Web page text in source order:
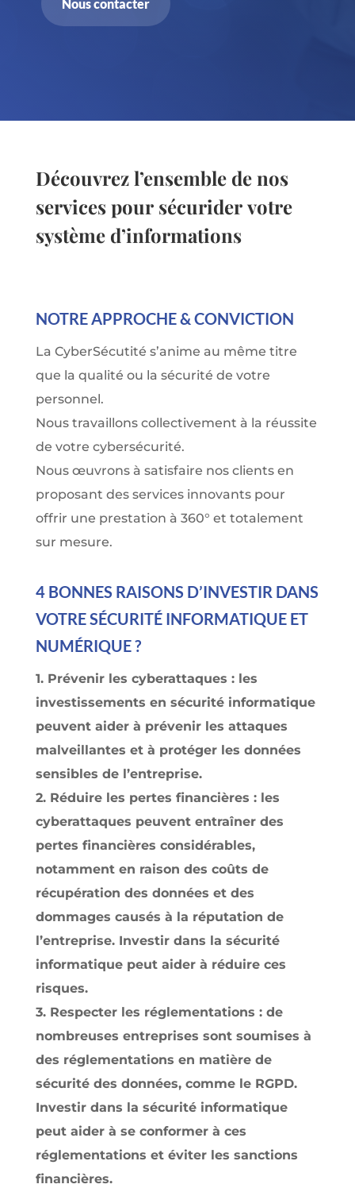
Nous contacter
Découvrez l’ensemble de nos
services pour sécurider votre
système d’informations
NOTRE APPROCHE & CONVICTION
La CyberSécutité s’anime au même titre
que la qualité ou la sécurité de votre
personnel.
Nous travaillons collectivement à la réussite
de votre cybersécurité.
Nous œuvrons à satisfaire nos clients en
proposant des services innovants pour
offrir une prestation à 360° et totalement
sur mesure.
4 BONNES RAISONS D’INVESTIR DANS
VOTRE SÉCURITÉ INFORMATIQUE ET
NUMÉRIQUE ?
1. Prévenir les cyberattaques : les
investissements en sécurité informatique
peuvent aider à prévenir les attaques
malveillantes et à protéger les données
sensibles de l’entreprise.
2. Réduire les pertes financières : les
cyberattaques peuvent entraîner des
pertes financières considérables,
notamment en raison des coûts de
récupération des données et des
dommages causés à la réputation de
l’entreprise. Investir dans la sécurité
informatique peut aider à réduire ces
risques.
3. Respecter les réglementations : de
nombreuses entreprises sont soumises à
des réglementations en matière de
sécurité des données, comme le RGPD.
Investir dans la sécurité informatique
peut aider à se conformer à ces
réglementations et éviter les sanctions
financières.